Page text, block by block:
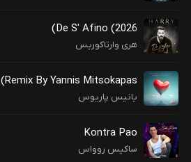
De S' Afino (2026)
هری وارتاکوریس
Animera Tou Erota (Remix By Yannis Mitsokapas )
یانیس پاریوس
Kontra Pao
ساکیس روواس